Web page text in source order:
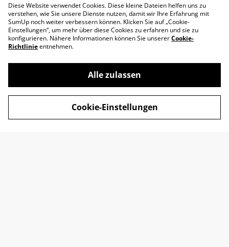
Widerrufsrecht
Diese Website verwendet Cookies. Diese kleine Dateien helfen uns zu
verstehen, wie Sie unsere Dienste nutzen, damit wir Ihre Erfahrung mit
SumUp noch weiter verbessern können. Klicken Sie auf „Cookie-
Einstellungen“, um mehr über diese Cookies zu erfahren und sie zu
konfigurieren. Nähere Informationen können Sie unsererCookie-
Richtlinieentnehmen.
Alle zulassen
Cookie-Einstellungen